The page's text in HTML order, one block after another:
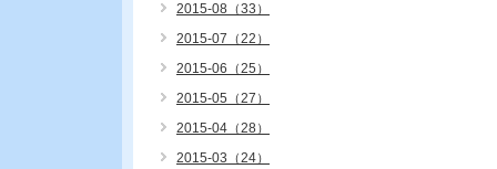
2015-08（33）
2015-07（22）
2015-06（25）
2015-05（27）
2015-04（28）
2015-03（24）